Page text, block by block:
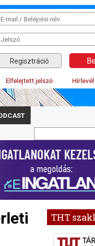
Regisztráció
Elfelejtett jelszó
THT